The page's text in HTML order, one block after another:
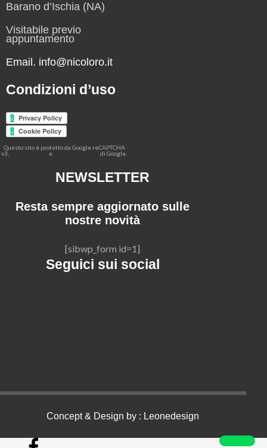
Barano d’Ischia (NA)
Visitabile previo
appuntamento
Email. info@nicoloro.it
Condizioni d’uso
Questo sito è protetto da Google reCAPTCHA
v3,
e di Google.
NEWSLETTER
Resta sempre aggiornato sulle
nostre novità
[sibwp_form id=1]
Seguici sui social
Concept & Design by : Leonedesign